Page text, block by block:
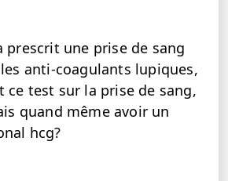
prescrit une prise de sang
anti-coagulants lupiques,
ce test sur la prise de sang,
quand même avoir un
hcg?